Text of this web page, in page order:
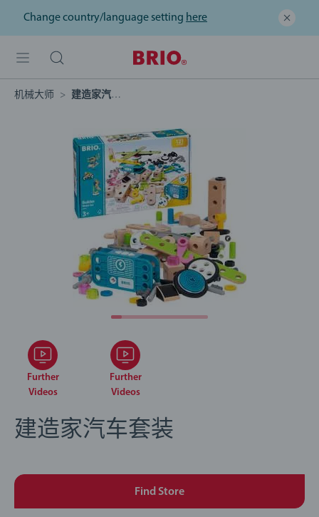
Change country/language setting here
机械大师 建造家汽车套装
Further
Videos
Further
Videos
建造家汽车套装
Find Store